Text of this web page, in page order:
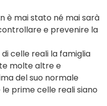
è mai stato né mai sarà
e prevenire la
celle reali la famiglia
molte altre e
del suo normale
prime celle reali siano